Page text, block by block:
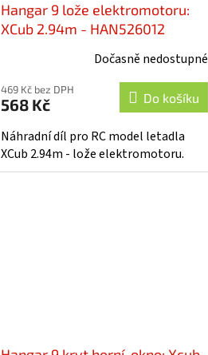
Hangar 9 lože elektromotoru:
XCub 2.94m - HAN526012
Dočasně nedostupné
469 Kč bez DPH
568 Kč Do košíku
Náhradní díl pro RC model letadla
XCub 2.94m - lože elektromotoru.